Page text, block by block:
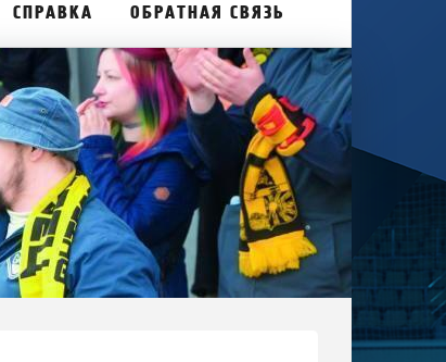
СПРАВКА ОБРАТНАЯ СВЯЗЬ